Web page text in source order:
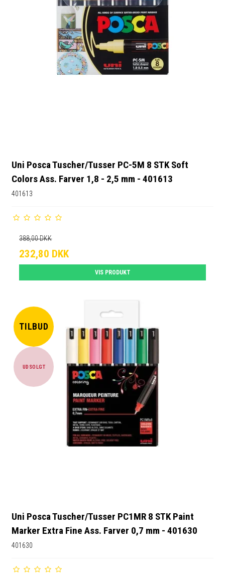
Uni Posca Tuscher/Tusser PC-5M 8 STK Soft
Colors Ass. Farver 1,8 - 2,5 mm - 401613
401613
388,00 DKK
232,80 DKK
VIS PRODUKT
TILBUD
UDSOLGT
Uni Posca Tuscher/Tusser PC1MR 8 STK Paint
Marker Extra Fine Ass. Farver 0,7 mm - 401630
401630